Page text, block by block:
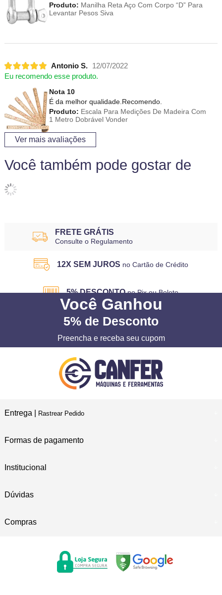
Produto: Manilha Reta Aço Com Corpo “D” Para
Levantar Pesos Siva
Antonio S.
12/07/2022
Eu recomendo esse produto.
Nota 10
É da melhor qualidade.Recomendo.
Produto: Escala Para Medições De Madeira Com
1 Metro Dobrável Vonder
Ver mais avaliações
Você também pode gostar de
FRETE GRÁTIS
Consulte o Regulamento
12X SEM JUROS no Cartão de Crédito
5% DESCONTO no Pix ou Boleto
Você Ganhou
5% de Desconto
Preencha e receba seu cupom
Entrega | Rastrear Pedido
Formas de pagamento
Institucional
Dúvidas
Compras